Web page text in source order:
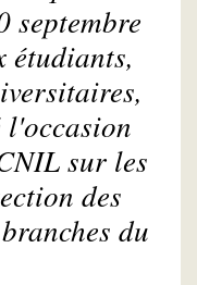
septembre
étudiants,
l'occasion
sur les
des
du